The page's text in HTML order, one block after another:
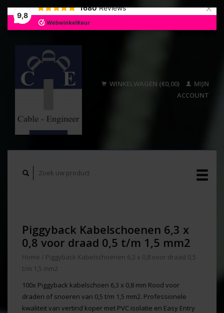
9,8
1680 Reviews ×
WINKELWAGEN (€0,00)
MIJN
ACCOUNT
Piggyback Kabelschoenen 6,3 x
0,8 voor draad 0,5 t/m 1,5 mm2
Home / Piggyback Kabelschoenen 6,3 x 0,8 voor draad 0,5
t/m 1,5 mm2
100x Piggyback kabelschoen 6,3 x 0,8 mm Rood voor
draden of snoeren van 0,5 t/m 1,5 mm2. Professionele
kwaliteit van vertind koper met PVC isolatie en Easy Entry